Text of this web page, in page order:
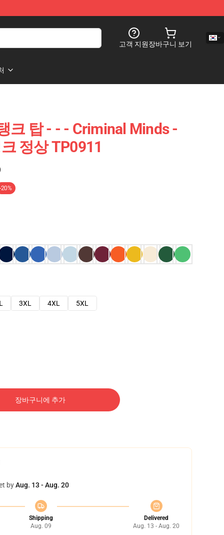
고객 지원장바구니 보기
크 탑 - - - Criminal Minds -
정상 TP0911
-20%
3XL 4XL
5XL
장바구니에 추가
byAug. 13 - Aug. 20
Shipping
Aug. 09
Delivered
Aug. 13 - Aug. 20